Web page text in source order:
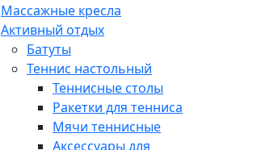
Массажные кресла
Активный отдых
Батуты
Теннис настольный
Теннисные столы
Ракетки для тенниса
Мячи теннисные
Аксессуары для